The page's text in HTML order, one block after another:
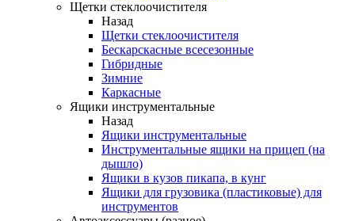
Щетки стеклоочистителя
Назад
Щетки стеклоочистителя
Бескарскасные всесезонные
Гибридные
Зимние
Каркасные
Ящики инструментальные
Назад
Ящики инструментальные
Инструментальные ящики на прицеп (на
дышло)
Ящики в кузов пикапа, в кунг
Ящики для грузовика (пластиковые) для
инструментов